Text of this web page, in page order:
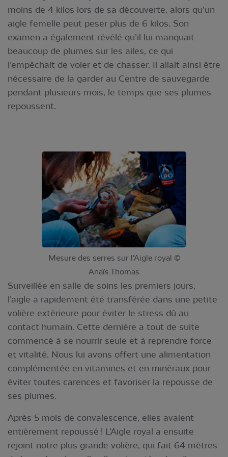
moins de 4 kilos lors de sa découverte, alors qu’un
aigle femelle peut peser plus de 6 kilos. Son
examen a également révélé qu’il lui manquait
beaucoup de plumes sur les ailes, ce qui
l’empêchait de voler et de chasser. Il allait ainsi être
nécessaire de la garder au Centre de sauvegarde
pendant plusieurs mois, le temps que ses plumes
repoussent.
Mesure des serres sur l'Aigle royal ©
Anaïs Thomas
Surveillée en salle de soins les premiers jours,
l’aigle a rapidement été transférée dans une petite
volière extérieure pour éviter le stress dû au
contact humain. Cette dernière a tout de suite
commencé à se nourrir seule et à reprendre force
et vitalité. Nous lui avons offert une alimentation
complémentée en vitamines et en minéraux pour
éviter toutes carences et favoriser la repousse de
ses plumes.
Après 5 mois de convalescence, elles avaient
entièrement repoussé ! L’Aigle royal a ensuite
rejoint notre plus grande volière, qui fait 64 mètres